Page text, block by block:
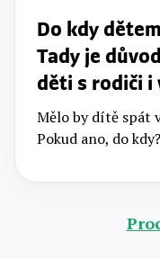
Do kdy
Tady je
děti s rodiči i
Mělo by dítě spát
Pokud ano, do kdy?